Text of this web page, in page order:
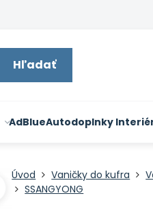
Hľadať
AdBlueAutodoplnky
Úvod Vaničky do kufra
SSANGYONG